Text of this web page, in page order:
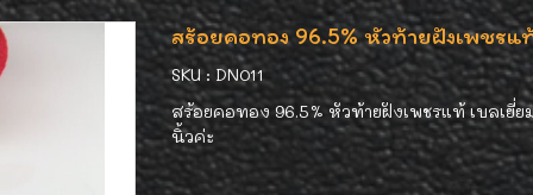
สร้อยคอทอง 96.5% หัวท้ายฝังเพชรแ
SKU : DN011
สร้อยคอทอง 96.5% หัวท้ายฝังเพชรแท้ เบลเยี่
นิ้วค่ะ